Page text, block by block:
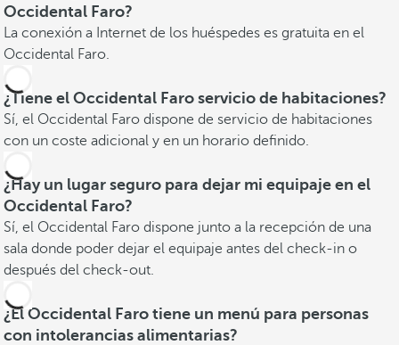
Occidental Faro?
La conexión a Internet de los huéspedes es gratuita en el
Occidental Faro.
¿Tiene el Occidental Faro servicio de habitaciones?
Sí, el Occidental Faro dispone de servicio de habitaciones
con un coste adicional y en un horario definido.
¿Hay un lugar seguro para dejar mi equipaje en el
Occidental Faro?
Sí, el Occidental Faro dispone junto a la recepción de una
sala donde poder dejar el equipaje antes del check-in o
después del check-out.
¿El Occidental Faro tiene un menú para personas
con intolerancias alimentarias?